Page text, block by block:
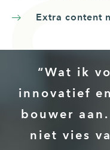
Extra content
“Wat ik
innovatief
bouwer
niet vies